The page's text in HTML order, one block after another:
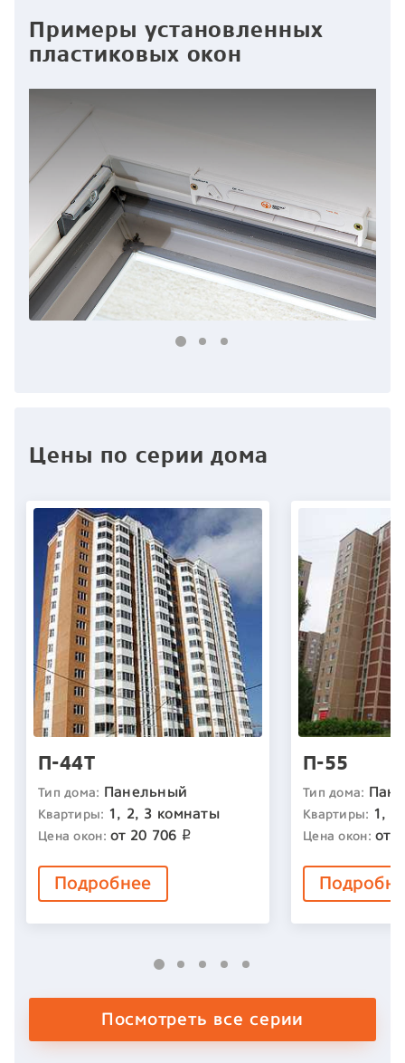
Примеры установленных
пластиковых окон
Цены по серии дома
П-44Т
Тип дома: Панельный
Квартиры: 1, 2, 3 комнаты
Цена окон:от 20 706 p
Подробнее
П-55
Тип дома:
Квартиры: 1,
Цена окон:от
Посмотреть все серии